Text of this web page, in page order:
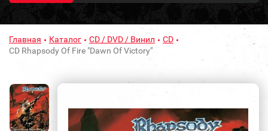
Главная Каталог CD / DVD / Винил
CD
CD Rhapsody Of Fire "Dawn Of Victory"